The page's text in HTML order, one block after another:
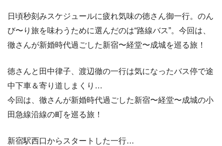
日頃秒刻みスケジュールに疲れ気味の徳さん御一行。のん
び〜り旅を味わうために選んだのは“路線バス”。今回は、
徹さんが新婚時代過ごした新宿〜経堂〜成城を巡る旅！
徳さんと田中律子、渡辺徹の一行は気になったバス停で途
中下車＆寄り道しまくり…
今回は、徹さんが新婚時代過ごした新宿〜経堂〜成城の小
田急線沿線の町を巡る旅！
新宿駅西口からスタートした一行…